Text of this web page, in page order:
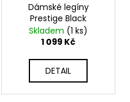
Dámské legíny
Prestige Black
Skladem (1 ks)
1 099 Kč
DETAIL